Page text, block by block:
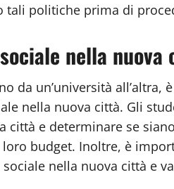
tali politiche prima di
nella nuova
da un’università
nella nuova città. Gli
città e determinare se
budget. Inoltre, è
nella nuova città e